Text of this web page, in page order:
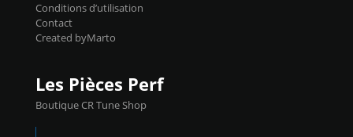
Conditions d’utilisation
Contact
Created byMarto
Les Pièces Perf
Boutique CR Tune Shop